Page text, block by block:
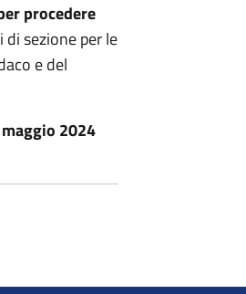
procedere
sezione per le
e del
2024